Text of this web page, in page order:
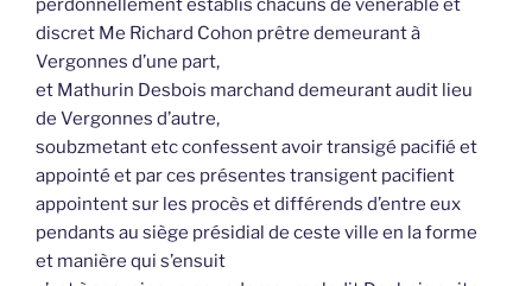
perdonnellement establis chacuns de vénérable et
discret Me Richard Cohon prêtre demeurant à
Vergonnes d’une part,
et Mathurin Desbois marchand demeurant audit lieu
de Vergonnes d’autre,
soubzmetant etc confessent avoir transigé pacifié et
appointé et par ces présentes transigent pacifient
appointent sur les procès et différends d’entre eux
pendants au siège présidial de ceste ville en la forme
et manière qui s’ensuit